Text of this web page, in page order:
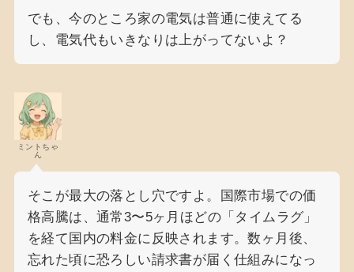
でも、今のところ家の電気は普通に使えてる
し、電気代もいきなりは上がってないよ？
ミントちゃ
ん
そこが最大の落とし穴ですよ。国際市場での価
格高騰は、通常3〜5ヶ月ほどの「タイムラグ」
を経て国内の料金に反映されます。数ヶ月後、
忘れた頃に恐ろしい請求書が届く仕組みになっ